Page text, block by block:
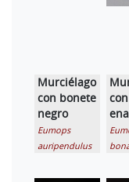
Murciélago
con bonete
negro
Eumops
auripendulus